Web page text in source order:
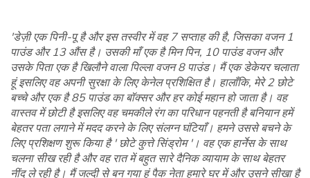
'डेज़ी एक पिनी-पू है और इस तस्वीर में वह 7 सप्ताह की है, जिसका वजन 1
पाउंड और 13 औंस है। उसकी माँ एक है मिन पिन, 10 पाउंड वजन और
उसके पिता एक है खिलौने वाला पिल्ला वजन 8 पाउंड। मैं एक डेकेयर चलाता
हूं इसलिए वह अपनी सुरक्षा के लिए केनेल प्रशिक्षित है। हालाँकि, मेरे 2 छोटे
बच्चे और एक है 85 पाउंड का बॉक्सर और हर कोई महान हो जाता है। वह
वास्तव में छोटी है इसलिए वह चमकीले रंग का परिधान पहनती है बनियान हमें
बेहतर पता लगाने में मदद करने के लिए संलग्न घंटियाँ। हमने उससे बचने के
लिए प्रशिक्षण शुरू किया है ' छोटे कुत्ते सिंड्रोम '। वह एक हार्नेस के साथ
चलना सीख रही है और वह रात में बहुत सारे दैनिक व्यायाम के साथ बेहतर
नींद ले रही है। मैं जल्दी से बन गया हूं पैक नेता हमारे घर में और उसने सीखा है